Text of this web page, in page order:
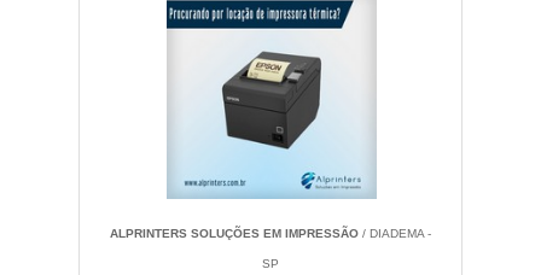
ALPRINTERS SOLUÇÕES EM IMPRESSÃO / DIADEMA -
SP